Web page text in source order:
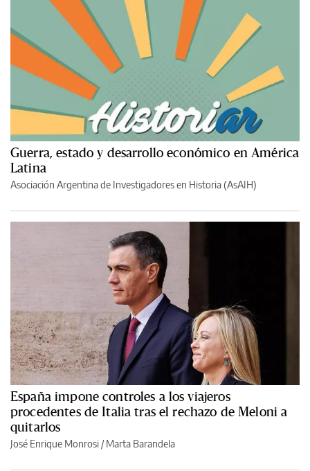
Guerra, estado y desarrollo económico en América
Latina
Asociación Argentina de Investigadores en Historia (AsAIH)
España impone controles a los viajeros
procedentes de Italia tras el rechazo de Meloni a
quitarlos
José Enrique Monrosi / Marta Barandela